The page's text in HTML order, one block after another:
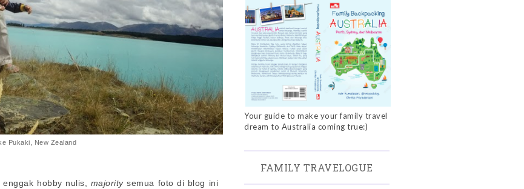
Pukaki, New Zealand
hobby nulis, majoritysemua foto di blog ini
Your guide to make your family travel
dream to Australia coming true:)
FAMILY TRAVELOGUE